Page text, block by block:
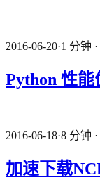
2016-06-20·1 分钟 ·
Python 性能
2016-06-18·8 分钟 ·
加速下载